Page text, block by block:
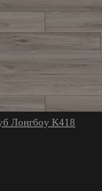
Лонгбоу K418